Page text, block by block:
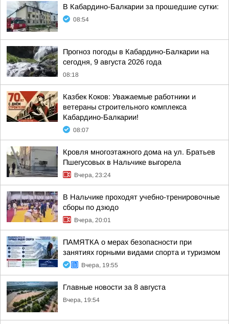
В Кабардино-Балкарии за прошедшие сутки:
08:54
Прогноз погоды в Кабардино-Балкарии на
сегодня, 9 августа 2026 года
08:18
Казбек Коков: Уважаемые работники и
ветераны строительного комплекса
Кабардино-Балкарии!
08:07
Кровля многоэтажного дома на ул. Братьев
Пшегусовых в Нальчике выгорела
Вчера, 23:24
В Нальчике проходят учебно-тренировочные
сборы по дзюдо
Вчера, 20:01
ПАМЯТКА о мерах безопасности при
занятиях горными видами спорта и туризмом
Вчера, 19:55
Главные новости за 8 августа
Вчера, 19:54